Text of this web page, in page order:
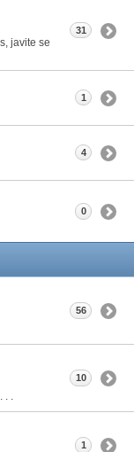
javite se
31
1
4
0
56
. .
10
1